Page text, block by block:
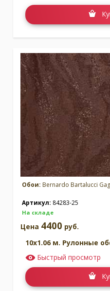
Обои: Bernardo Bartalucci
Артикул: 84283-25
На складе
Цена 4400 руб.
10x1.06 м. Рулонные
Быстрый просмотр